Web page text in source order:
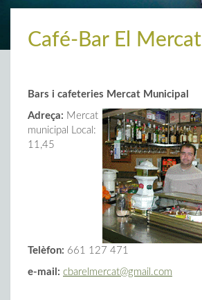
Café-Bar El Mercat
Bars i cafeteries Mercat Municipal
Adreça: Mercat
municipal Local:
11,45
Telèfon: 661 127 471
e-mail: cbarelmercat@gmail.com